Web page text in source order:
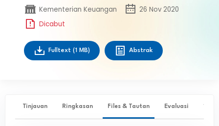
Kementerian Keuangan
26 Nov 2020
Dicabut
Fulltext (1 MB) Abstrak
Tinjauan Ringkasan Files & Tautan Evaluasi ✨